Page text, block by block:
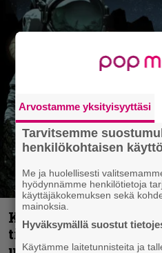
Kokoonpanonsa
tiedottaa uudesta
Arvostamme yksityisyyttäsi
Tarvitsemme
henkilökohtaisen
Me ja huolellisesti
hyödynnämme henkilötietoja
käyttäjäkokemuksen sekä
mainoksia.
Hyväksymällä suostut
Käytämme laitetunnisteita ja